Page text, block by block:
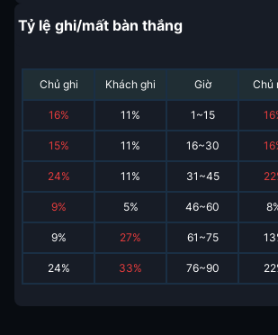
Tỷ lệ ghi/mất bàn thắng
Chủ ghi Khách ghi Giờ Chủ
16% 11 % 1~15 16
15% 11 % 16~30 16
24% 11 % 31~45 22
9% 5% 46~60 8
9% 27% 61~75 13
24% 33% 76~90 22